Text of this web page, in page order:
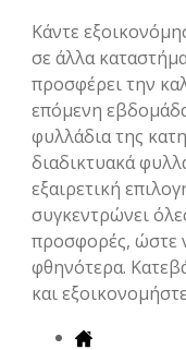
Κάντε
σε άλλα
προσφέρει την
επόμενη
φυλλάδια της
διαδικτυακά
εξαιρετική
συγκεντρώνει
προσφορές, ώστε
φθηνότερα.
και